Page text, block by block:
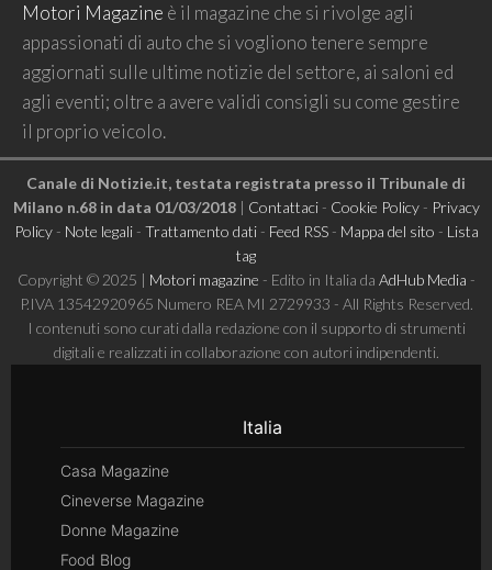
Motori Magazine è il magazine che si rivolge agli
appassionati di auto che si vogliono tenere sempre
aggiornati sulle ultime notizie del settore, ai saloni ed
agli eventi; oltre a avere validi consigli su come gestire
il proprio veicolo.
Canale di Notizie.it, testata registrata presso il Tribunale di
Milano n.68 in data 01/03/2018| Contattaci- Cookie Policy- Privacy
Policy- Note legali- Trattamento dati- Feed RSS- Mappa del sito - Lista
tag
Copyright © 2025 | Motori magazine - Edito in Italia da AdHub Media -
P.IVA 13542920965 Numero REA MI 2729933 - All Rights Reserved.
I contenuti sono curati dalla redazione con il supporto di strumenti
digitali e realizzati in collaborazione con autori indipendenti.
Italia
Casa Magazine
Cineverse Magazine
Donne Magazine
Food Blog